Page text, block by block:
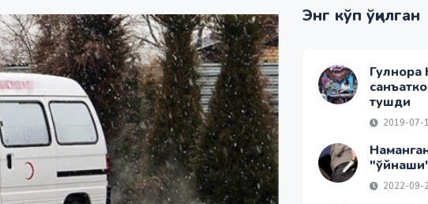
Энг кўп ўқилган
Гулнора
тушди
2019-07-
2022-09-